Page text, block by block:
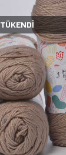
TÜKENDI